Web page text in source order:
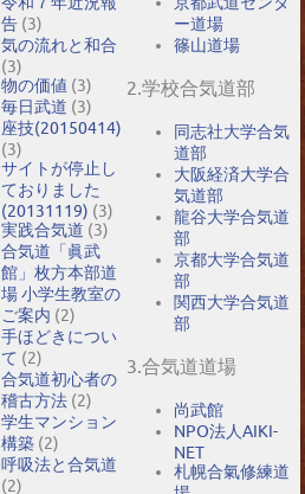
告 (3)
気の流れと和合
(3)
物の価値 (3)
毎日武道 (3)
座技(20150414)
(3)
サイトが停止し
ておりました
(20131119) (3)
実践合気道 (3)
合気道「眞武
館」枚方本部道
場 小学生教室の
ご案内 (2)
手ほどきについ
て (2)
合気道初心者の
稽古方法 (2)
学生マンション
構築 (2)
呼吸法と合気道
(2)
ー道場
篠山道場
2.学校合気道部
同志社大学合気
道部
大阪経済大学合
気道部
龍谷大学合気道
部
京都大学合気道
部
関西大学合気道
部
3.合気道道場
尚武館
NPO法人AIKI-
NET
札幌合氣修練道